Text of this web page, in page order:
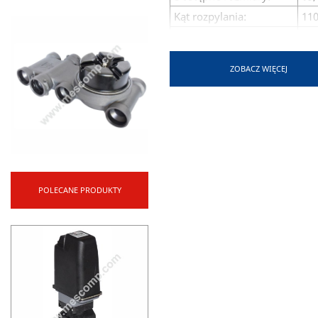
POLECANE PRODUKTY
Kąt rozpylania:
strumieniami :
Odporność na wiatr:
Zalecane ciśnienie:
2 -
ZOBACZ WIĘCEJ